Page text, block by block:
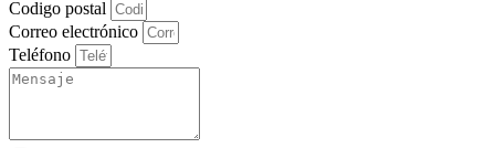
Codigo postal
Correo electrónico
Teléfono